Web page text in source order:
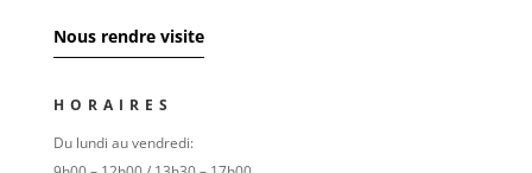
Nous rendre visite
HORAIRES
Du lundi au vendredi: